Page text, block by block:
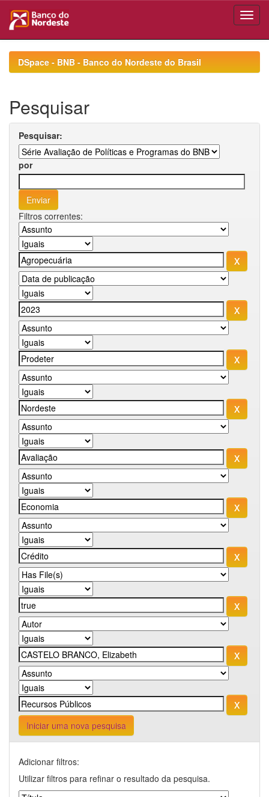
navigationDSpace - BNB - Banco do Nordeste do Brasil
Pesquisar
Pesquisar:
por
Filtros correntes:
Iniciar uma nova pesquisa
Adicionar filtros:
Utilizar filtros para refinar o resultado da pesquisa.